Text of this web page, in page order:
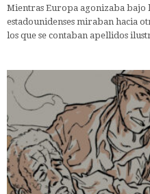
Mientras Europa agonizaba bajo
estadounidenses miraban hacia
los que se contaban apellidos